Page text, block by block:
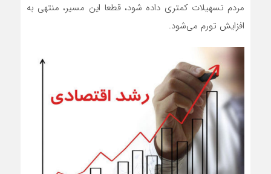
مردم تسهیلات کمتری داده شود، قطعا این مسیر، منتهی به
افزایش تورم می‌شود.